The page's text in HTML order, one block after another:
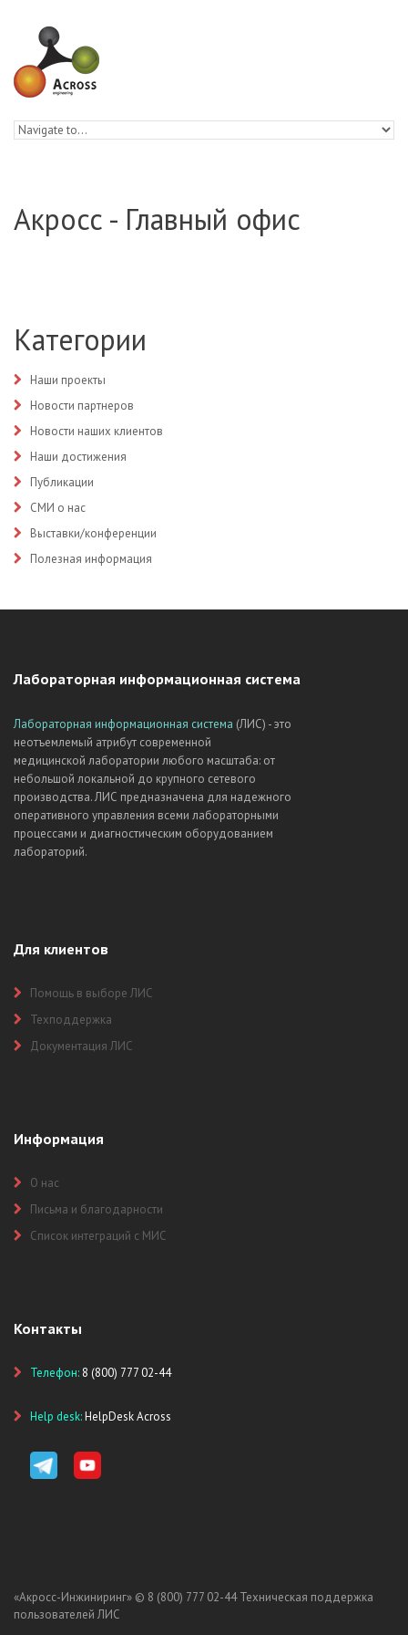
Акросс - Главный офис
Категории
Наши проекты
Новости партнеров
Новости наших клиентов
Наши достижения
Публикации
СМИ о нас
Выставки/конференции
Полезная информация
Лабораторная информационная система
Лабораторная информационная система (ЛИС) - это
неотъемлемый атрибут современной
медицинской лаборатории любого масштаба: от
небольшой локальной до крупного сетевого
производства. ЛИС предназначена для надежного
оперативного управления всеми лабораторными
процессами и диагностическим оборудованием
лабораторий.
Для клиентов
Помощь в выборе ЛИС
Техподдержка
Документация ЛИС
Информация
О нас
Письма и благодарности
Список интеграций с МИС
Контакты
Телефон: 8 (800) 777 02-44
Help desk:HelpDesk Across
«Акросс-Инжиниринг» © 8 (800) 777 02-44 Техническая поддержка
пользователей ЛИС